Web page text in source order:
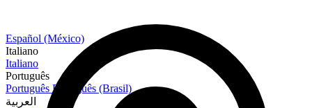
Español (México)
Italiano
Italiano
Português
Português Português (Brasil)
العربية